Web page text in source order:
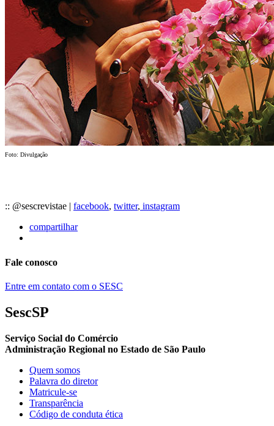
Foto: Divulgação
:: @sescrevistae | facebook, twitter, instagram
compartilhar
Fale conosco
Entre em contato com o SESC
SescSP
Serviço Social do Comércio
Administração Regional no Estado de São Paulo
Quem somos
Palavra do diretor
Matricule-se
Transparência
Código de conduta ética